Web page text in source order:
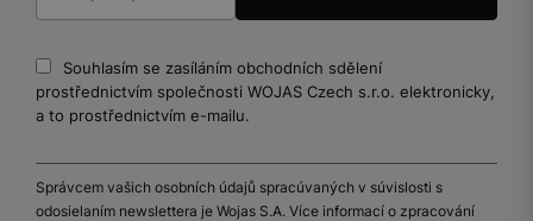
Souhlasím se zasíláním obchodních sdělení
prostřednictvím společnosti WOJAS Czech s.r.o. elektronicky,
a to prostřednictvím e-mailu.
Správcem vašich osobních údajů spracúvaných v súvislosti s
odosielaním newslettera je Wojas S.A. Více informací o zpracování